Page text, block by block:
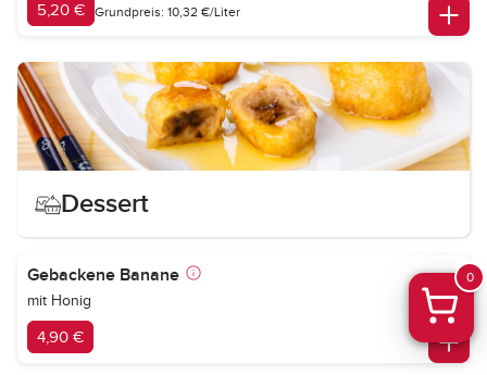
5,20 € Grundpreis: 10,32 €/Liter
Dessert
Gebackene Banane
mit Honig
4,90 €
0